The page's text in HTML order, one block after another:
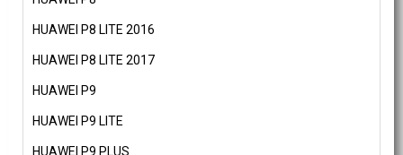
HUAWEI P8 LITE 2016
HUAWEI P8 LITE 2017
HUAWEI P9
HUAWEI P9 LITE
HUAWEI P9 PLUS